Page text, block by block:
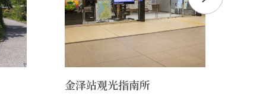
金泽站观光指南所